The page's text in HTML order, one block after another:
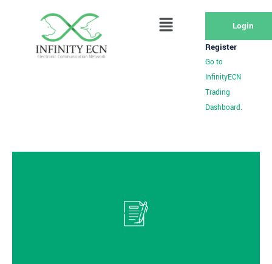
Login
Register
Go to
InfinityECN
Trading
Dashboard.